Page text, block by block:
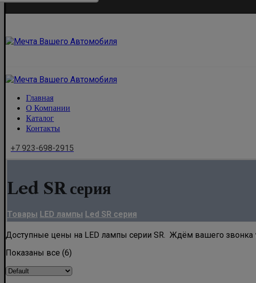
Главная
О Компании
Каталог
Контакты
+7 923-698-2915
Led SR серия
Товары LED лампы Led SR серия
Доступные цены на LED лампы серии SR. Ждём вашего
Показаны все (6)